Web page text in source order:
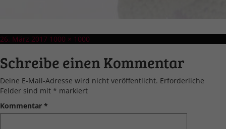
Veröffentlicht
26. März 2017 Volle
1000 × 1000
Schreibe einen Kommentar
Deine E-Mail-Adresse wird nicht veröffentlicht. Erforderliche
Felder sind mit * markiert
Kommentar *